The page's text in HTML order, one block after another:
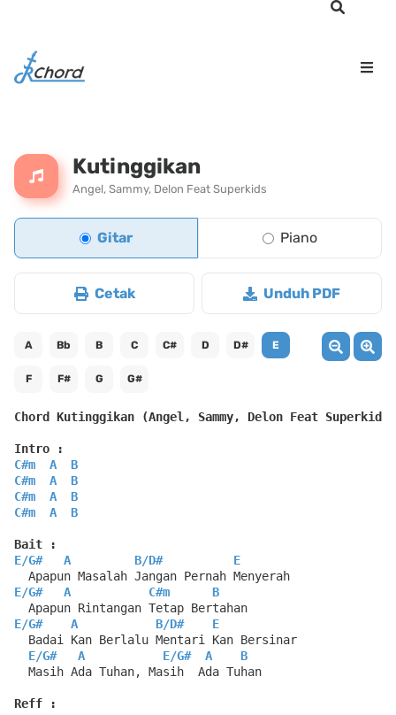
Kutinggikan
Angel, Sammy, Delon Feat Superkids
Gitar Piano
Cetak Unduh PDF
A Bb B C C# D D# E
F F# G G#
Chord Kutinggikan (Angel, Sammy, Delon Feat Superkids)
Intro :
C#m
A
B
C#m
A
B
C#m
A
B
C#m
A B
Bait :
E/G# A B/D#
E
  Apapun Masalah Jangan Pernah Menyerah
E/G# A C#m
B
  Apapun Rintangan Tetap Bertahan
E/G# A B/D#
E
  Badai Kan Berlalu Mentari Kan Bersinar
E/G# A E/G# A
B
  Masih Ada Tuhan, Masih  Ada Tuhan
Reff :